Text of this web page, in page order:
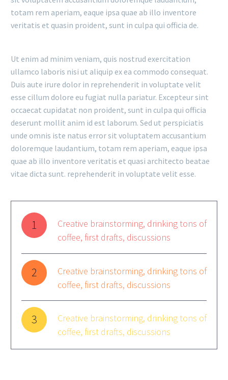
totam rem aperiam, eaque ipsa quae ab illo inventore
veritatis et quasin proident, sunt in culpa qui officia de.
Ut enim ad minim veniam, quis nostrud exercitation
ullamco laboris nisi ut aliquip ex ea commodo consequat.
Duis aute irure dolor in reprehenderit in voluptate velit
esse cillum dolore eu fugiat nulla pariatur. Excepteur sint
occaecat cupidatat non proident, sunt in culpa qui officia
deserunt mollit anim id est laborum. Sed ut perspiciatis
unde omnis iste natus error sit voluptatem accusantium
doloremque laudantium, totam rem aperiam, eaque ipsa
quae ab illo inventore veritatis et quasi architecto beatae
vitae dicta sunt. reprehenderit in voluptate velit esse.
1
Creative brainstorming, drinking tons of
coffee, first drafts, discussions
2
Creative brainstorming, drinking tons of
coffee, first drafts, discussions
3
Creative brainstorming, drinking tons of
coffee, first drafts, discussions